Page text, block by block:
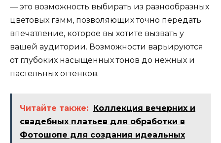
— это возможность выбирать из разнообразных
цветовых гамм, позволяющих точно передать
впечатление, которое вы хотите вызвать у
вашей аудитории. Возможности варьируются
от глубоких насыщенных тонов до нежных и
пастельных оттенков.
Читайте также:
Коллекция вечерних и
свадебных платьев для обработки в
Фотошопе для создания идеальных